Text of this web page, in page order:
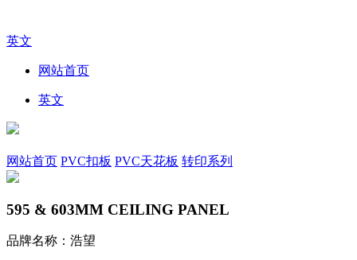
英文
网站首页
英文
网站首页 PVC扣板 PVC天花板 转印系列
595 & 603MM CEILING PANEL
品牌名称：浩望